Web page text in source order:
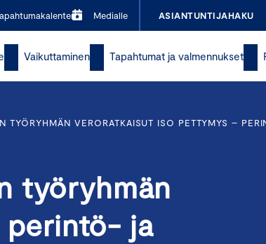
Medialle ASIANTUNTIJAHAKU
Vaikuttaminen Tapahtumat ja valmennukset
TYÖRYHMÄN VERORATKAISUT ISO PETTYMYS –
työryhmän
perintö- ja